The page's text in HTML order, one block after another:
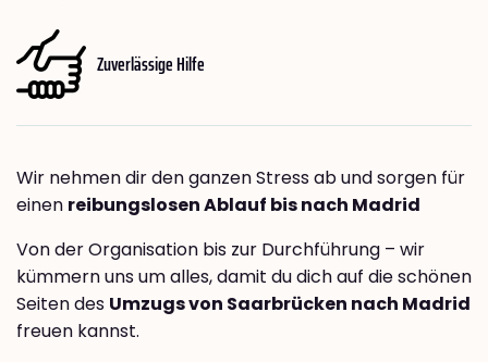
Zuverlässige Hilfe
Wir nehmen dir den ganzen Stress ab und sorgen für
einen reibungslosen Ablauf bis nach Madrid
Von der Organisation bis zur Durchführung – wir
kümmern uns um alles, damit du dich auf die schönen
Seiten des Umzugs von Saarbrücken nach Madrid
freuen kannst.